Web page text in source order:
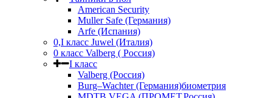
American Security
Muller Safe (Германия)
Arfe (Испания)
0,I класс Juwel (Италия)
0 класс Valberg ( Россия)
I класс
Valberg (Россия)
Burg–Wachter (Германия)биометрия